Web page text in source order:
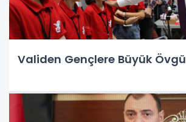
Validen Gençlere Büyük Övgü